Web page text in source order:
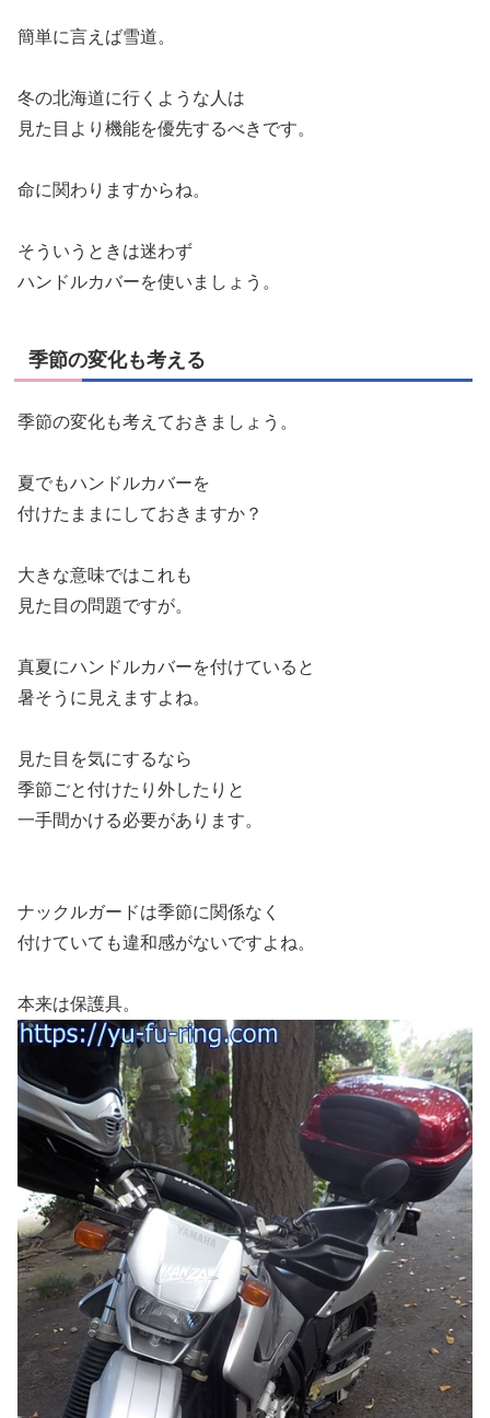
簡単に言えば雪道。
冬の北海道に行くような人は
見た目より機能を優先するべきです。
命に関わりますからね。
そういうときは迷わず
ハンドルカバーを使いましょう。
季節の変化も考える
季節の変化も考えておきましょう。
夏でもハンドルカバーを
付けたままにしておきますか？
大きな意味ではこれも
見た目の問題ですが。
真夏にハンドルカバーを付けていると
暑そうに見えますよね。
見た目を気にするなら
季節ごと付けたり外したりと
一手間かける必要があります。
ナックルガードは季節に関係なく
付けていても違和感がないですよね。
本来は保護具。